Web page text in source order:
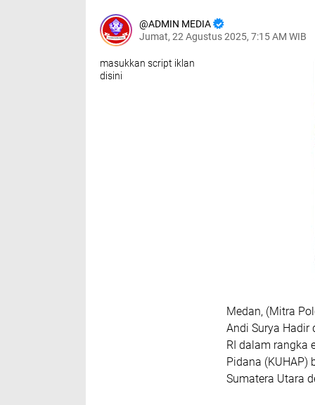
ADMIN MEDIA
Jumat, 22 Agustus 2025, 7:15 AM WIB
masukkan script iklan
disini
Medan, (Mitra
Andi Surya Hadir
RI dalam rangka
Pidana (KUHAP)
Sumatera Utara